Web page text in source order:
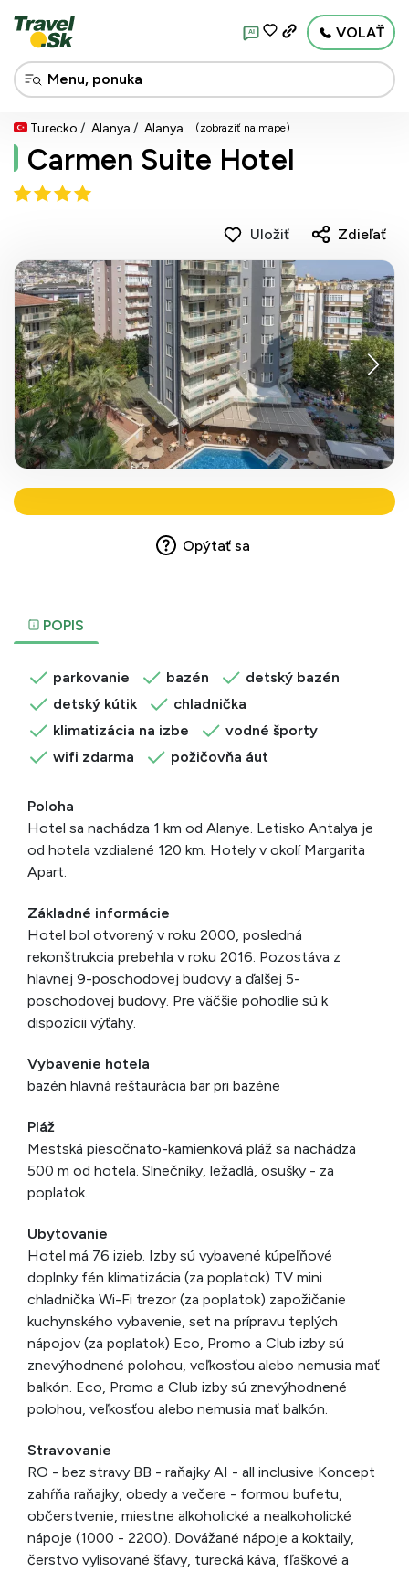
AI VOLAŤ
Turecko Alanya Alanya (zobraziť na mape)
Carmen Suite Hotel
Uložiť Zdieľať
POPIS
parkovanie bazén
detský bazén
detský kútik
chladnička
klimatizácia na izbe
vodné športy
wifi zdarma
požičovňa áut
Poloha
Hotel sa nachádza 1 km od Alanye. Letisko Antalya je
od hotela vzdialené 120 km. Hotely v okolí Margarita
Apart.
Základné informácie
Hotel bol otvorený v roku 2000, posledná
rekonštrukcia prebehla v roku 2016. Pozostáva z
hlavnej 9-poschodovej budovy a ďalšej 5-
poschodovej budovy. Pre väčšie pohodlie sú k
dispozícii výťahy.
Vybavenie hotela
bazén hlavná reštaurácia bar pri bazéne
Pláž
Mestská piesočnato-kamienková pláž sa nachádza
500 m od hotela. Slnečníky, ležadlá, osušky - za
poplatok.
Ubytovanie
Hotel má 76 izieb. Izby sú vybavené kúpeľňové
doplnky fén klimatizácia (za poplatok) TV mini
chladnička Wi-Fi trezor (za poplatok) zapožičanie
kuchynského vybavenie, set na prípravu teplých
nápojov (za poplatok) Eco, Promo a Club izby sú
znevýhodnené polohou, veľkosťou alebo nemusia mať
balkón. Eco, Promo a Club izby sú znevýhodnené
polohou, veľkosťou alebo nemusia mať balkón.
Stravovanie
RO - bez stravy BB - raňajky AI - all inclusive Koncept
zahŕňa raňajky, obedy a večere - formou bufetu,
občerstvenie, miestne alkoholické a nealkoholické
nápoje (1000 - 2200). Dovážané nápoje a koktaily,
čerstvo vylisované šťavy, turecká káva, fľaškové a
Opýtať sa